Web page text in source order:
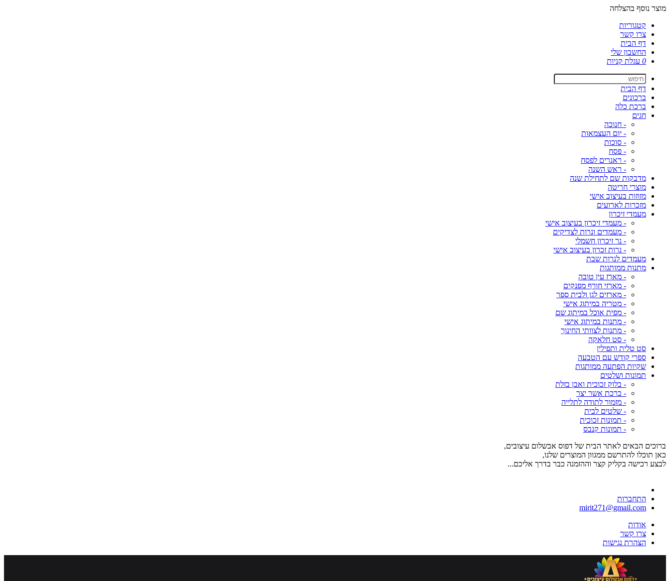
מוצר נוסף בהצלחה
קטגוריות
צרו קשר
דף הבית
החשבון שלי
0 עגלת קניות
דף הבית
ברכונים
ברכת כלה
חגים
- חנוכה
- יום העצמאות
- סוכות
- פסח
- ראנרים לפסח
- ראש השנה
מדבקות שם לתחילת שנה
מוצרי חריטה
מזוזות בעיצוב אישי
מזכרות לארועים
מעמדי זיכרון
- מעמדי זיכרון בעיצוב אישי
- מעמדים ונרות לצדיקים
- נר זיכרון חשמלי
- נרות זכרון בעיצוב אישי
מעמדים לנרות שבת
מתנות ממותגות
- מארז עין טובה
- מארזי חורף מפנקים
- מארזים לגן ולבית ספר
- מטריה במיתוג אישי
- מפית אוכל במיתוג שם
- מתנות במיתוג אישי
- מתנות לצוותי החינוך
- סט חלאקה
סט טלית ותפילין
ספרי קודש עם הטבעה
שקיות הפתעה ממותגות
תמונות ושלטים
- בלוק זכוכית ואבן בזלת
- ברכת אשר יצר
- מזמור לתודה לתלייה
- שלטים לבית
- תמונות זכוכית
- תמונות קנבס
ברוכים הבאים לאתר הבית של דפוס אבשלום עיצובים,
כאן תוכלו להתרשם ממגוון המוצרים שלנו,
לבצע רכישה בקליק קצר וההזמנה כבר בדרך אליכם...
התחברות
mirit271@gmail.com
אודות
צרו קשר
הצהרת נגישות